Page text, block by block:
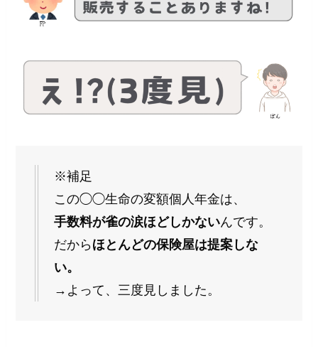
※補足
この◯◯生命の変額個人年金は、
手数料が雀の涙ほどしかないんです。
だからほとんどの保険屋は提案しな
い。
→よって、三度見しました。